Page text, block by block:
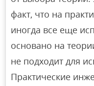
факт, что на
иногда все еще
основано на
не подходит для
Практические